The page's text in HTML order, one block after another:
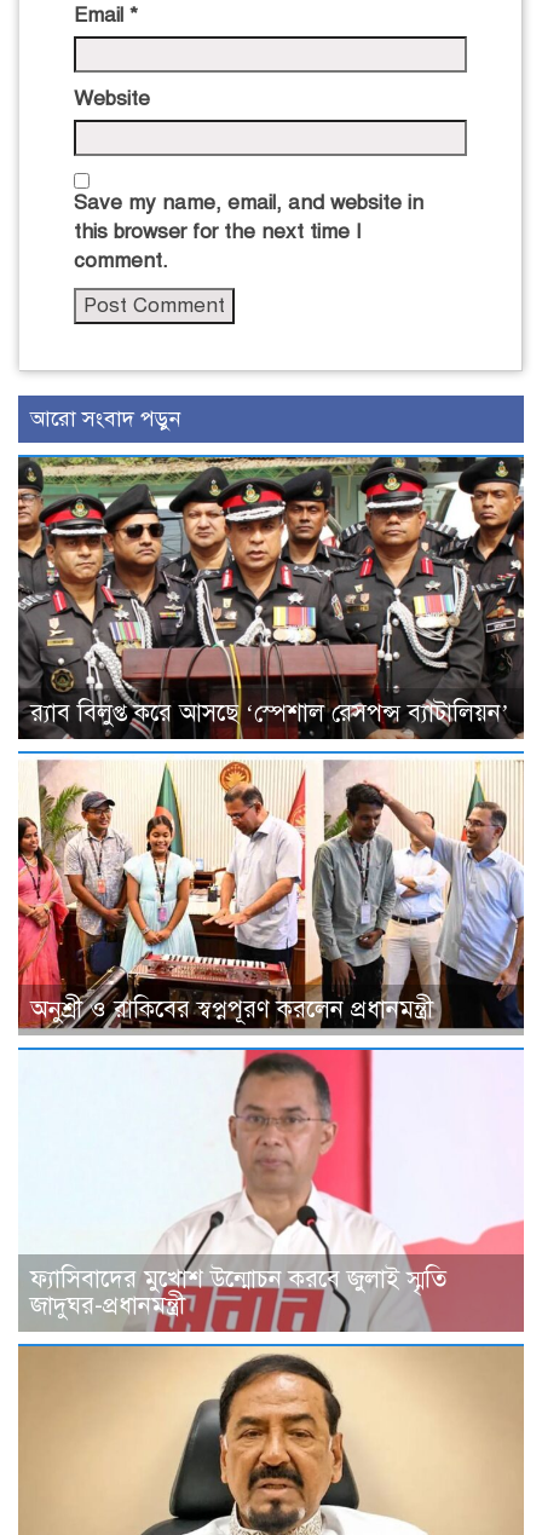
Email *
Website
Save my name, email, and website in
this browser for the next time I
comment.
আরো সংবাদ পড়ুন
র‌্যাব বিলুপ্ত করে আসছে ‘স্পেশাল রেসপন্স ব্যাটালিয়ন’
অনুশ্রী ও রাকিবের স্বপ্নপূরণ করলেন প্রধানমন্ত্রী
ফ্যাসিবাদের মুখোশ উন্মোচন করবে জুলাই স্মৃতি
জাদুঘর-প্রধানমন্ত্রী